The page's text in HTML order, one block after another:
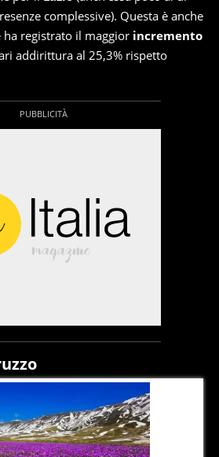
complessive). Questa è anche
ha registrato il maggior incremento
addirittura al 25,3% rispetto